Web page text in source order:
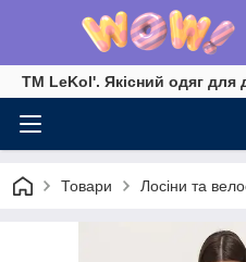
TM LeKol'. Якісний одяг для
Товари Лосіни та